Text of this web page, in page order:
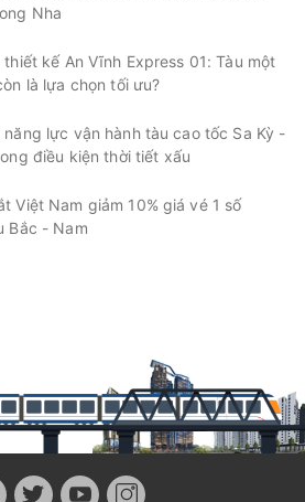
Nha
kế An Vĩnh Express 01: Tàu một
là lựa chọn tối ưu?
lực vận hành tàu cao tốc Sa Kỳ -
điều kiện thời tiết xấu
Việt Nam giảm 10% giá vé 1 số
Bắc - Nam